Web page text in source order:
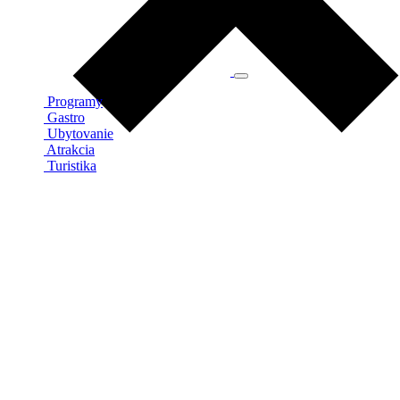
Programy
Gastro
Ubytovanie
Atrakcia
Turistika